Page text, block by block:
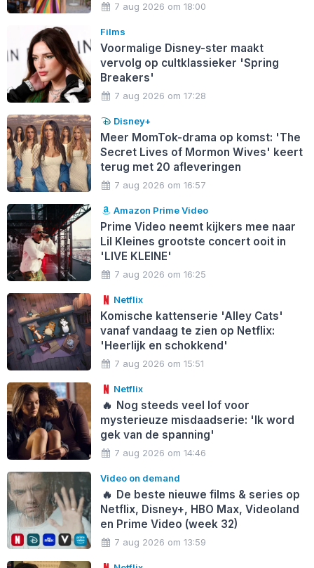
7 aug 2026 om 18:00
Films
Voormalige Disney-ster maakt
vervolg op cultklassieker 'Spring
Breakers'
7 aug 2026 om 17:28
Disney+
Meer MomTok-drama op komst: 'The
Secret Lives of Mormon Wives' keert
terug met 20 afleveringen
7 aug 2026 om 16:57
Amazon Prime Video
Prime Video neemt kijkers mee naar
Lil Kleines grootste concert ooit in
'LIVE KLEINE'
7 aug 2026 om 16:25
Netflix
Komische kattenserie 'Alley Cats'
vanaf vandaag te zien op Netflix:
'Heerlijk en schokkend'
7 aug 2026 om 15:51
Netflix
🔥 Nog steeds veel lof voor
mysterieuze misdaadserie: 'Ik word
gek van de spanning'
7 aug 2026 om 14:46
Video on demand
🔥 De beste nieuwe films & series op
Netflix, Disney+, HBO Max, Videoland
en Prime Video (week 32)
7 aug 2026 om 13:59